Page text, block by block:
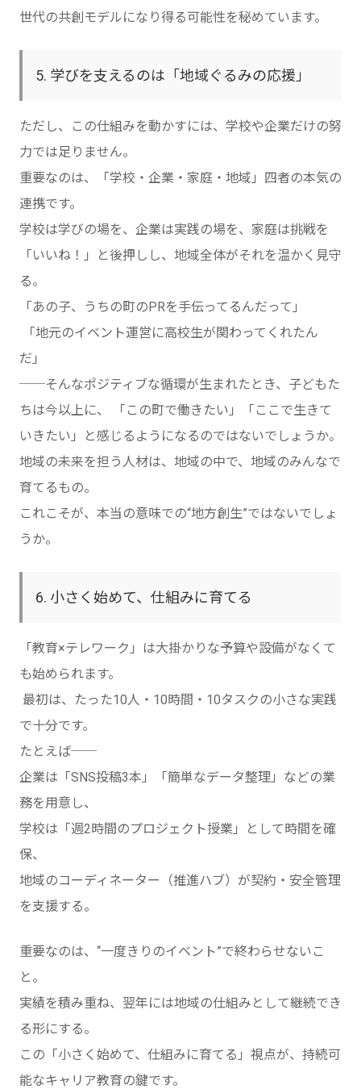
世代の共創モデルになり得る可能性を秘めています。
5. 学びを支えるのは「地域ぐるみの応援」
ただし、この仕組みを動かすには、学校や企業だけの努
力では足りません。
重要なのは、「学校・企業・家庭・地域」四者の本気の
連携です。
学校は学びの場を、企業は実践の場を、家庭は挑戦を
「いいね！」と後押しし、地域全体がそれを温かく見守
る。
「あの子、うちの町のPRを手伝ってるんだって」
「地元のイベント運営に高校生が関わってくれたん
だ」
──そんなポジティブな循環が生まれたとき、子どもた
ちは今以上に、 「この町で働きたい」「ここで生きて
いきたい」と感じるようになるのではないでしょうか。
地域の未来を担う人材は、地域の中で、地域のみんなで
育てるもの。
これこそが、本当の意味での“地方創生”ではないでしょ
うか。
6. 小さく始めて、仕組みに育てる
「教育×テレワーク」は大掛かりな予算や設備がなくて
も始められます。
最初は、たった10人・10時間・10タスクの小さな実践
で十分です。
たとえば──
企業は「SNS投稿3本」「簡単なデータ整理」などの業
務を用意し、
学校は「週2時間のプロジェクト授業」として時間を確
保、
地域のコーディネーター（推進ハブ）が契約・安全管理
を支援する。
重要なのは、“一度きりのイベント”で終わらせないこ
と。
実績を積み重ね、翌年には地域の仕組みとして継続でき
る形にする。
この「小さく始めて、仕組みに育てる」視点が、持続可
能なキャリア教育の鍵です。